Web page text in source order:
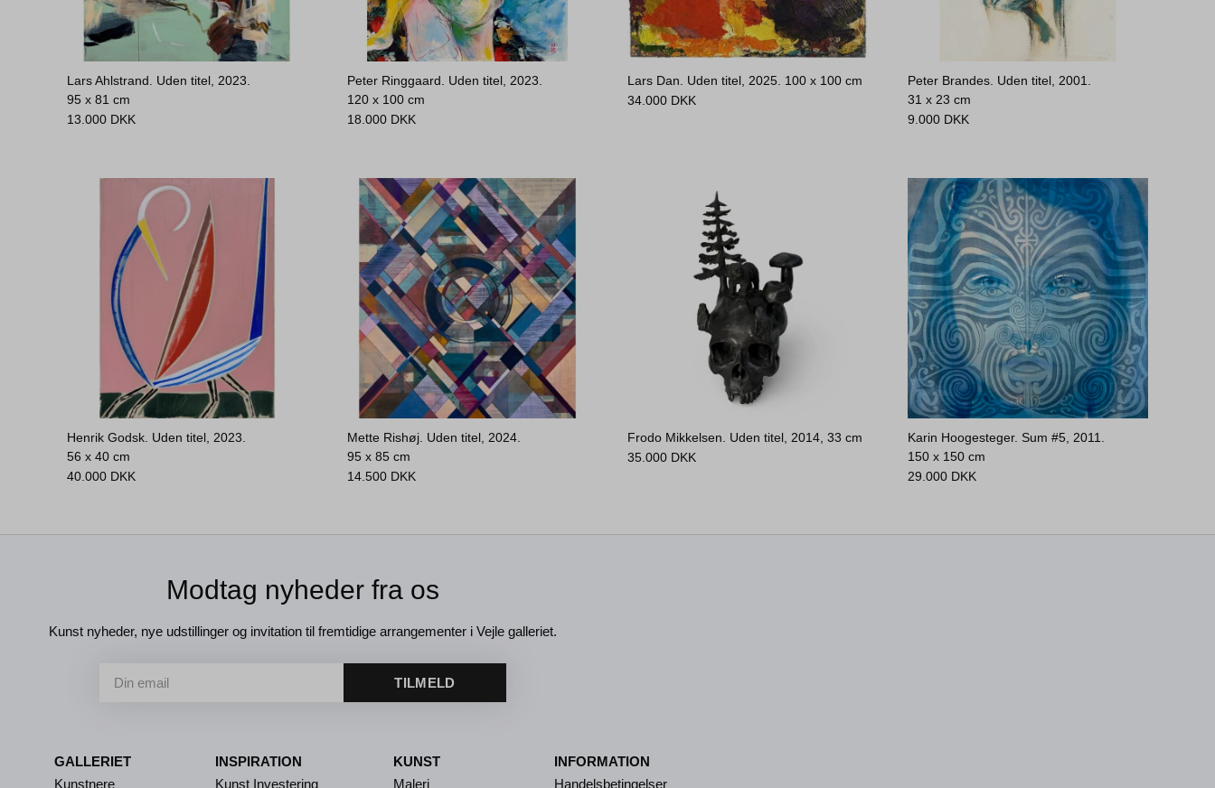
Lars Ahlstrand. Uden titel, 2023.
95 x 81 cm
13.000 DKK
Peter Ringgaard. Uden titel, 2023.
120 x 100 cm
18.000 DKK
Lars Dan. Uden titel, 2025. 100 x 100 cm
34.000 DKK
Peter Brandes. Uden titel, 2001.
31 x 23 cm
9.000 DKK
Henrik Godsk. Uden titel, 2023.
56 x 40 cm
40.000 DKK
Mette Rishøj. Uden titel, 2024.
95 x 85 cm
14.500 DKK
Frodo Mikkelsen. Uden titel, 2014,33 cm
35.000 DKK
Karin Hoogesteger. Sum #5, 2011.
150 x 150 cm
29.000 DKK
Modtag nyheder fra os
Kunst nyheder, nye udstillinger og invitation til fremtidige arrangementer i Vejle galleriet.
TILMELD
GALLERIET
Kunstnere
INSPIRATION
Kunst Investering
KUNST
Maleri
INFORMATION
Handelsbetingelser